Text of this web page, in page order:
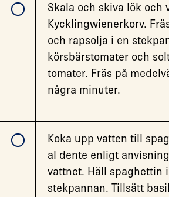
Skala och skiva lök och
Kycklingwienerkorv.
och rapsolja i en
körsbärstomater och
tomater. Fräs på
några minuter.
Koka upp vatten till
al dente enligt
vattnet. Häll spaghettin i
stekpannan. Tillsätt